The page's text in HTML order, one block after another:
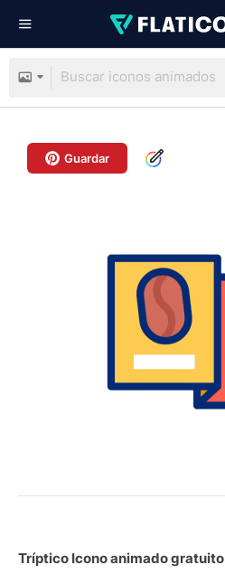
Guardar
Tríptico Icono animado gratuito